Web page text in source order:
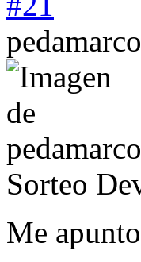
Sorteo
Me